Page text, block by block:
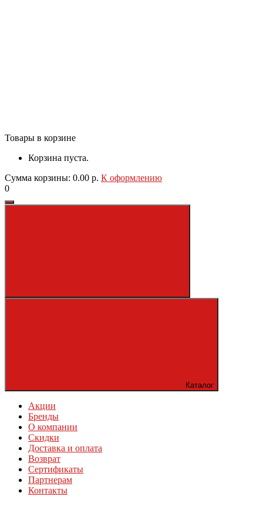
Товары в корзине
Корзина пуста.
Сумма корзины: 0.00 р. К оформлению
0
Каталог
Акции
Бренды
О компании
Скидки
Доставка и оплата
Возврат
Сертификаты
Партнерам
Контакты